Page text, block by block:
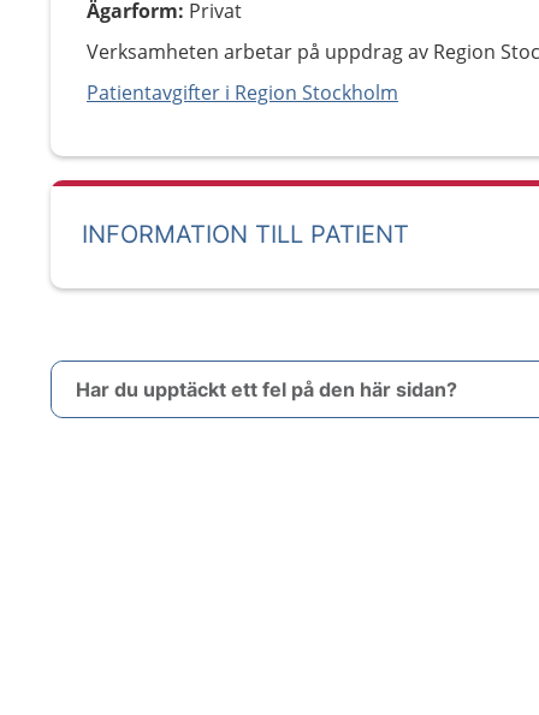
Ägarform: Privat
Verksamheten arbetar på uppdrag av Region
Patientavgifter i Region Stockholm
INFORMATION TILL PATIENT
Har du upptäckt ett fel på den här sidan?